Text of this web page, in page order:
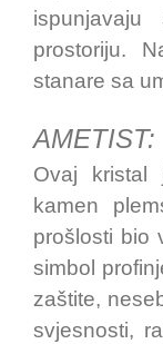
prostoriju.
stanare sa
AMETIST:
Ovaj
kamen
prošlosti bio
simbol
zaštite,
svjesnosti,